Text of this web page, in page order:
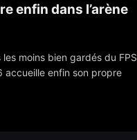
enfin dans l’arène
les moins bien gardés du FPS
accueille enfin son propre